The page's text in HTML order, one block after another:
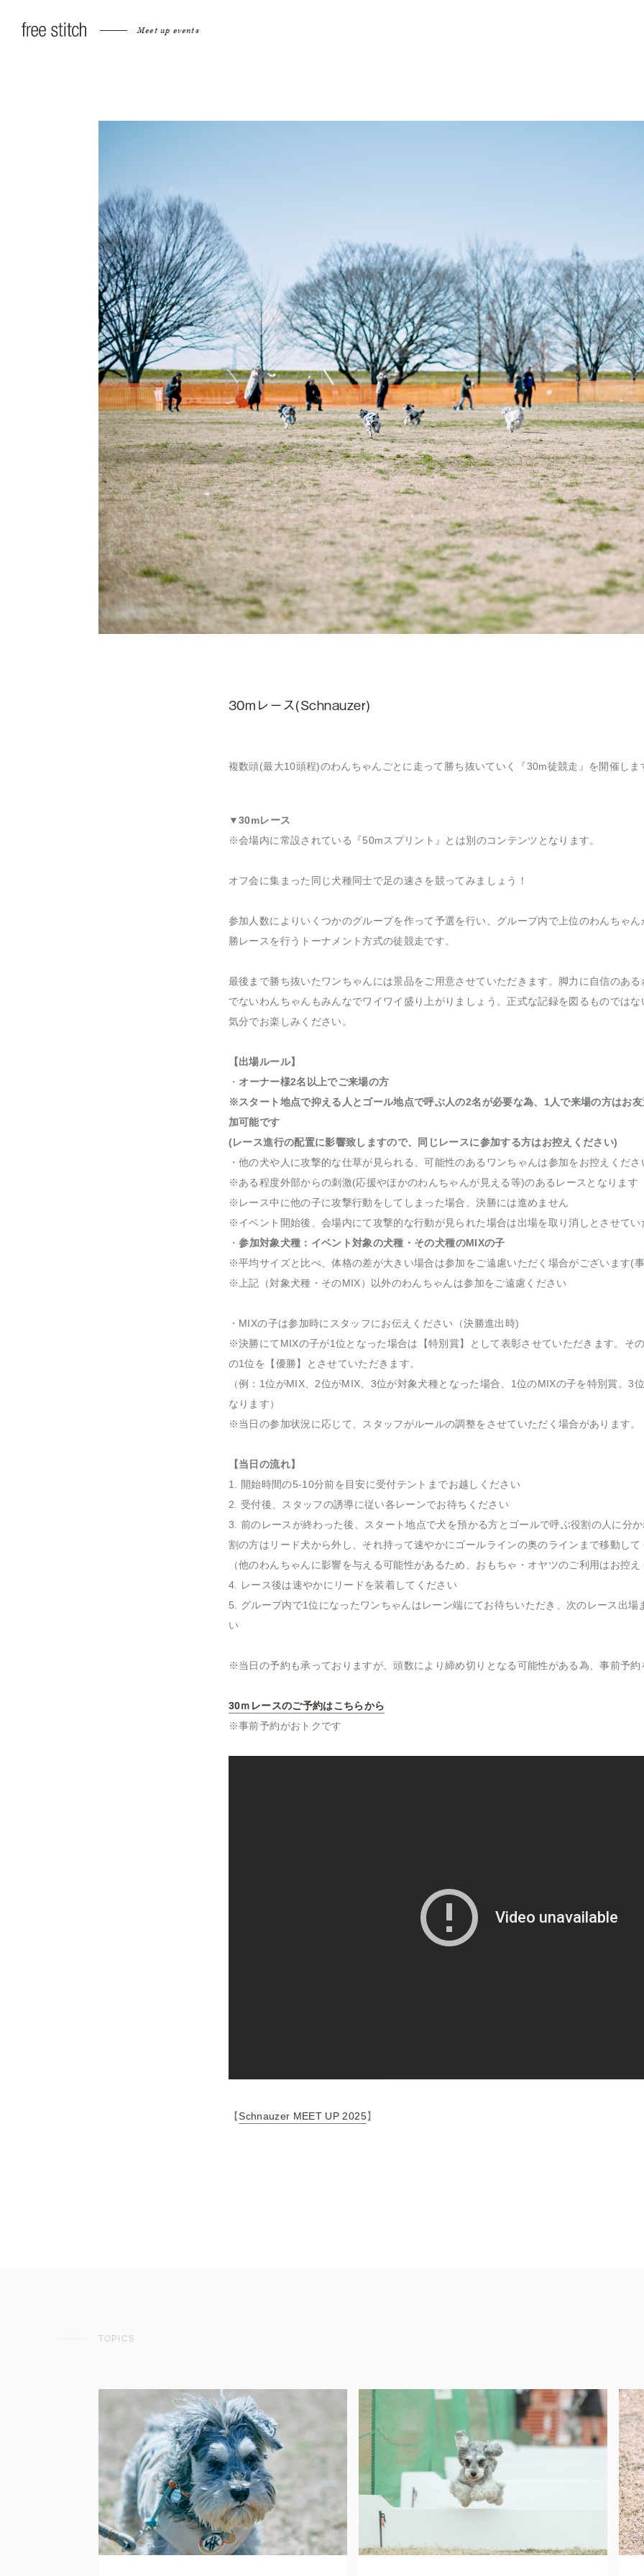
Meet up events
30mレース(Schnauzer)
複数頭(最大10頭程)のわんちゃんごとに走って勝ち抜いていく『30m徒競走』を開催しま
▼30mレース
※会場内に常設されている『50mスプリント』とは別のコンテンツとなります。
オフ会に集まった同じ犬種同士で足の速さを競ってみましょう！
参加人数によりいくつかのグループを作って予選を行い、グループ内で上位のわんちゃ
勝レースを行うトーナメント方式の徒競走です。
最後まで勝ち抜いたワンちゃんには景品をご用意させていただきます。脚力に自信のある
でないわんちゃんもみんなでワイワイ盛り上がりましょう。正式な記録を図るものでは
気分でお楽しみください。
【出場ルール】
・ オーナー様2名以上でご来場の方
※スタート地点で抑える人とゴール地点で呼ぶ人の2名が必要な為、1人で来場の方はお
加可能です
(レース進行の配置に影響致しますので、同じレースに参加する方はお控えください)
・他の犬や人に攻撃的な仕草が見られる、可能性のあるワンちゃんは参加をお控えくださ
※ある程度外部からの刺激(応援やほかのわんちゃんが見える等)のあるレースとなります
※レース中に他の子に攻撃行動をしてしまった場合、決勝には進めません
※イベント開始後、会場内にて攻撃的な行動が見られた場合は出場を取り消しとさせてい
・参加対象犬種：イベント対象の犬種・その犬種のMIXの子
※平均サイズと比べ、体格の差が大きい場合は参加をご遠慮いただく場合がございます(
※上記（対象犬種・そのMIX）以外のわんちゃんは参加をご遠慮ください
・MIXの子は参加時にスタッフにお伝えください（決勝進出時)
※決勝にてMIXの子が1位となった場合は【特別賞】として表彰させていただきます。そ
の1位を【優勝】とさせていただきます。
（例：1位がMIX、2位がMIX、3位が対象犬種となった場合、1位のMIXの子を特別賞。3
なります）
※当日の参加状況に応じて、スタッフがルールの調整をさせていただく場合があります。
【当日の流れ】
1. 開始時間の5-10分前を目安に受付テントまでお越しください
2. 受付後、スタッフの誘導に従い各レーンでお待ちください
3. 前のレースが終わった後、スタート地点で犬を預かる方とゴールで呼ぶ役割の人に分
割の方はリード犬から外し、それ持って速やかにゴールラインの奥のラインまで移動して
（他のわんちゃんに影響を与える可能性があるため、おもちゃ・オヤツのご利用はお控え
4. レース後は速やかにリードを装着してください
5. グループ内で1位になったワンちゃんはレーン端にてお待ちいただき、次のレース出場
い
※当日の予約も承っておりますが、頭数により締め切りとなる可能性がある為、事前予約
30ｍレースのご予約はこちらから
※事前予約がおトクです
【Schnauzer MEET UP 2025】
TOPICS